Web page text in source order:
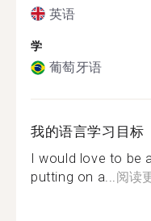
英语
学
葡萄牙语
我的语言学习目标
I would love to be
putting on a...阅读